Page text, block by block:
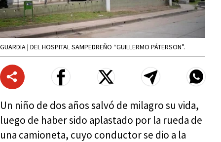
GUARDIA | DEL HOSPITAL SAMPEDREÑO “GUILLERMO PÁTERSON”.
Un niño de dos años salvó de milagro su vida,
luego de haber sido aplastado por la rueda de
una camioneta, cuyo conductor se dio a la